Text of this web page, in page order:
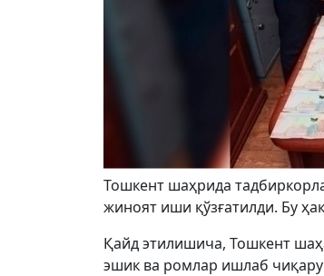
Тошкент шаҳрида
жиноят иши қўзғатилди. Бу
Қайд этилишича, Тошкент
эшик ва ромлар ишлаб